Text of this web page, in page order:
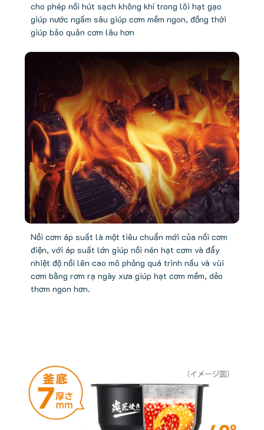
cho phép nồi hút sạch không khí trong lõi hạt gạo
giúp nước ngấm sâu giúp cơm mềm ngon, đồng thời
giúp bảo quản cơm lâu hơn
Nồi cơm áp suất là một tiêu chuẩn mới của nồi cơm
điện, với áp suất lớn giúp nồi nén hạt cơm và đẩy
nhiệt độ nồi lên cao mô phỏng quá trình nấu và vùi
cơm bằng rơm rạ ngày xưa giúp hạt cơm mềm, dẻo
thơm ngon hơn.